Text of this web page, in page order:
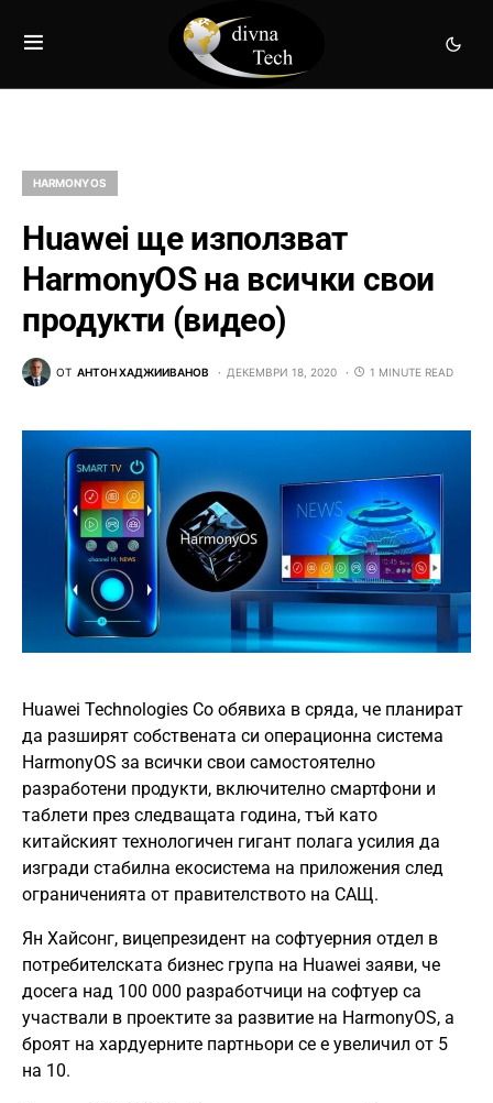
HARMONY OS
Huawei ще използват
HarmonyOS на всички свои
продукти (видео)
ОТ АНТОН ХАДЖИИВАНОВ ДЕКЕМВРИ 18, 2020 1 MINUTE READ
Huawei Technologies Co обявиха в сряда, че планират
да разширят собствената си операционна система
HarmonyOS за всички свои самостоятелно
разработени продукти, включително смартфони и
таблети през следващата година, тъй като
китайският технологичен гигант полага усилия да
изгради стабилна екосистема на приложения след
ограниченията от правителството на САЩ.
Ян Хайсонг, вицепрезидент на софтуерния отдел в
потребителската бизнес група на Huawei заяви, че
досега над 100 000 разработчици на софтуер са
участвали в проектите за развитие на HarmonyOS, а
броят на хардуерните партньори се е увеличил от 5
на 10.